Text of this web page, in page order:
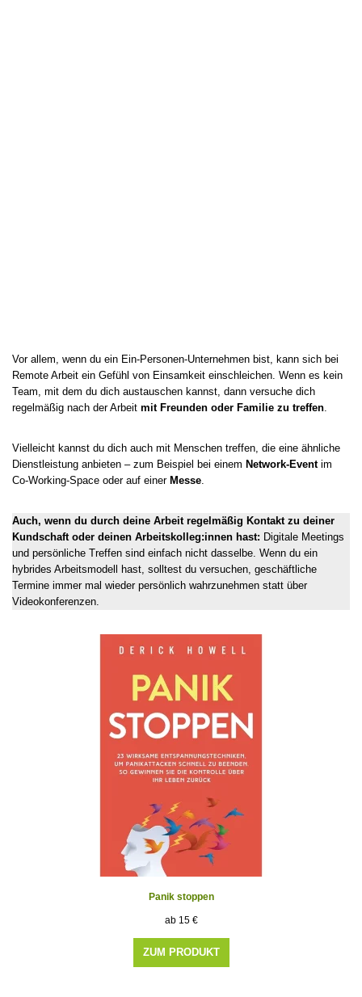
Vor allem, wenn du ein Ein-Personen-Unternehmen bist, kann sich bei
Remote Arbeit ein Gefühl von Einsamkeit einschleichen. Wenn es kein
Team, mit dem du dich austauschen kannst, dann versuche dich
regelmäßig nach der Arbeit mit Freunden oder Familie zu treffen
Vielleicht kannst du dich auch mit Menschen treffen, die eine ähnliche
Dienstleistung anbieten – zum Beispiel bei einem Network-Eventim
Co-Working-Space oder auf einer Messe
Auch, wenn du durch deine Arbeit regelmäßig Kontakt zu deiner
Kundschaft oder deinen Arbeitskolleg:innen hast: Digitale Meetings
und persönliche Treffen sind einfach nicht dasselbe. Wenn du ein
hybrides Arbeitsmodell hast, solltest du versuchen, geschäftliche
Termine immer mal wieder persönlich wahrzunehmen statt über
Videokonferenzen.
Panik stoppen
15 €
ZUM PRODUKT